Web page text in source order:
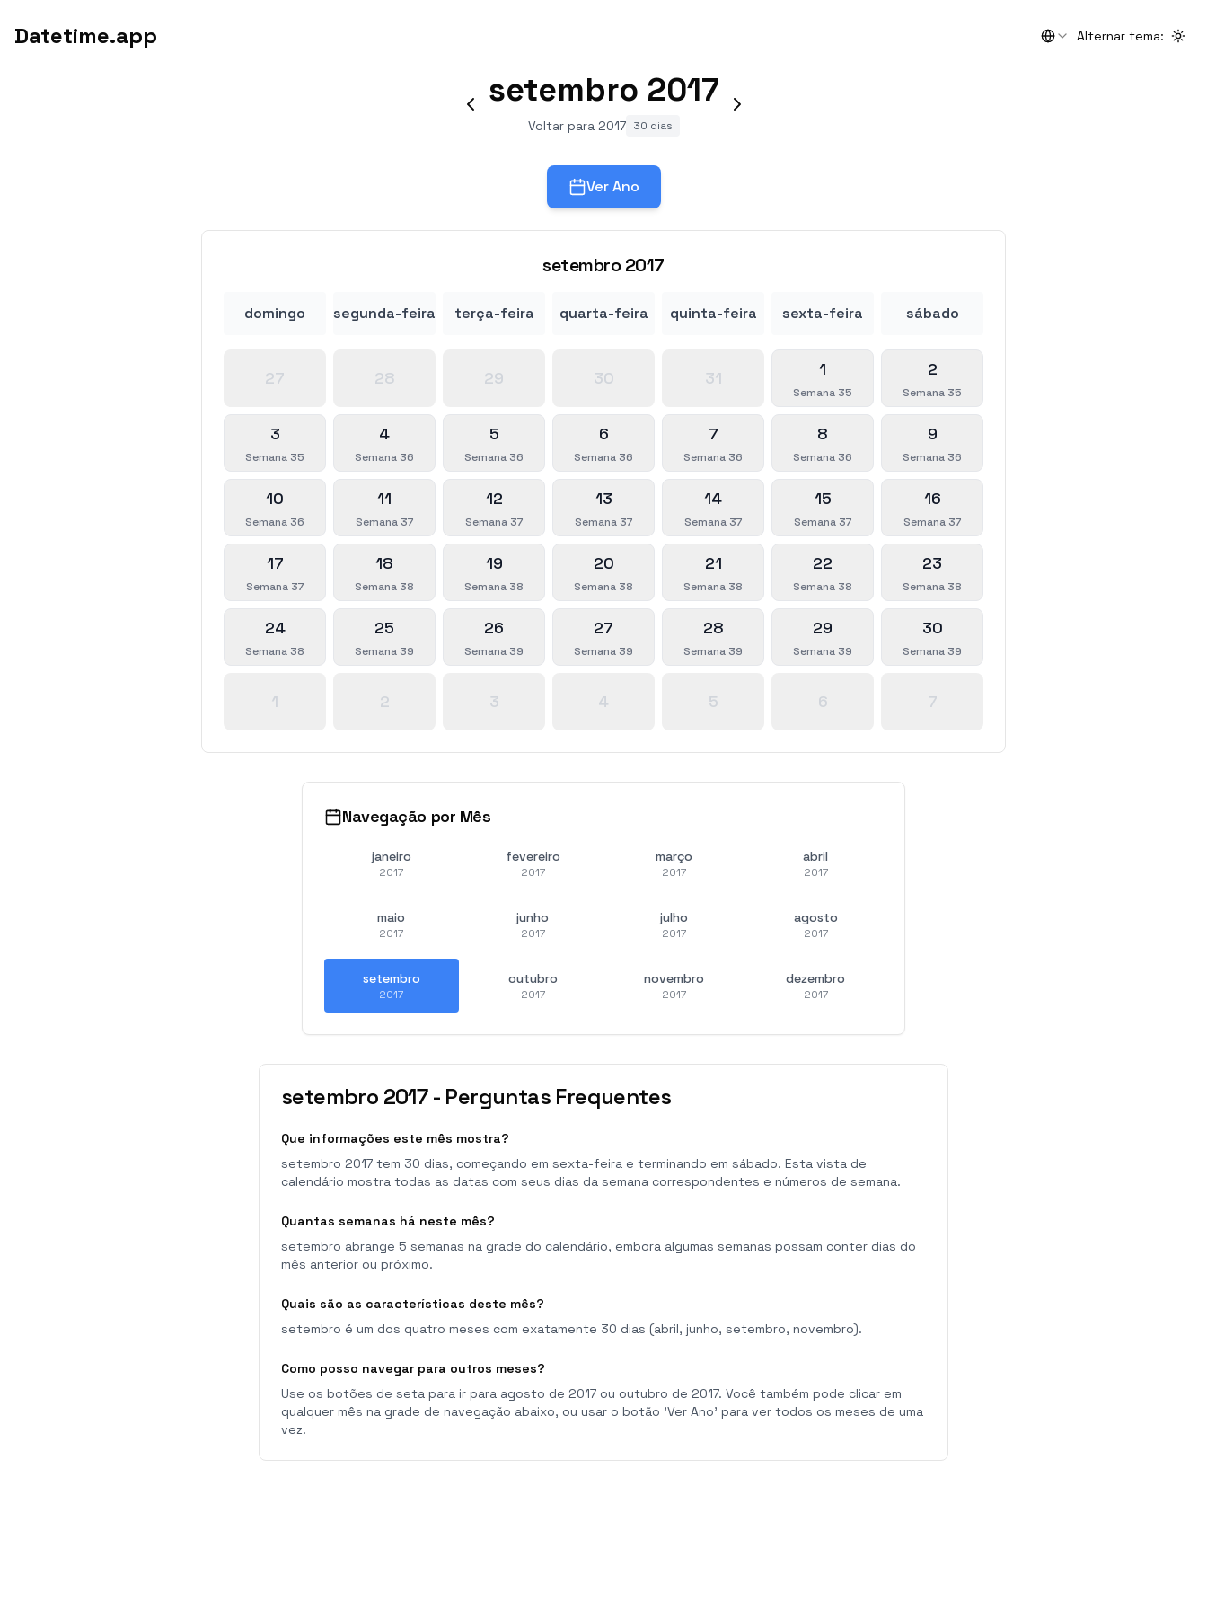
Datetime.app Alternar tema:
setembro 2017
Voltar para 2017 30 dias
Ver Ano
setembro 2017
domingo segunda-feira terça-feira quarta-feira quinta-feira sexta-feira sábado
27 28 29 30 31 1
Semana 35
2
Semana 35
3
Semana 35
4
Semana 36
5
Semana 36
6
Semana 36
7
Semana 36
8
Semana 36
9
Semana 36
10
Semana 36
11
Semana 37
12
Semana 37
13
Semana 37
14
Semana 37
15
Semana 37
16
Semana 37
17
Semana 37
18
Semana 38
19
Semana 38
20
Semana 38
21
Semana 38
22
Semana 38
23
Semana 38
24
Semana 38
25
Semana 39
26
Semana 39
27
Semana 39
28
Semana 39
29
Semana 39
30
Semana 39
1 2 3 4 5 6 7
Navegação por Mês
janeiro
2017
fevereiro
2017
março
2017
abril
2017
maio
2017
junho
2017
julho
2017
agosto
2017
setembro
2017
outubro
2017
novembro
2017
dezembro
2017
setembro 2017- Perguntas Frequentes
Que informações este mês mostra?
setembro 2017 tem 30 dias, começando em sexta-feira e terminando em sábado. Esta vista de
calendário mostra todas as datas com seus dias da semana correspondentes e números de semana.
Quantas semanas há neste mês?
setembro abrange 5 semanas na grade do calendário, embora algumas semanas possam conter dias do
mês anterior ou próximo.
Quais são as características deste mês?
setembro é um dos quatro meses com exatamente 30 dias (abril, junho, setembro, novembro).
Como posso navegar para outros meses?
Use os botões de seta para ir para agosto de 2017 ou outubro de 2017. Você também pode clicar em
qualquer mês na grade de navegação abaixo, ou usar o botão 'Ver Ano' para ver todos os meses de uma
vez.